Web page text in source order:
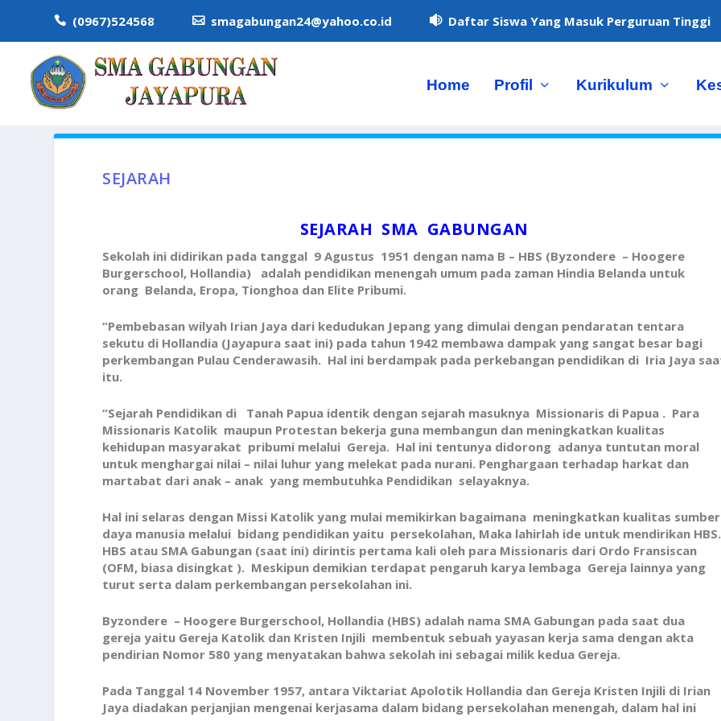
 (0967)524568 smagabungan24@yahoo.co.id  Daftar Siswa Yang Masuk Perguruan Tinggi
Home Profil Kurikulum
SEJARAH
SEJARAH SMA GABUNGAN
Sekolah ini didirikan pada tanggal 9 Agustus 1951 dengan nama B – HBS (Byzondere – Hoogere
Burgerschool, Hollandia) adalah pendidikan menengah umum pada zaman Hindia Belanda untuk
orang Belanda, Eropa, Tionghoa dan Elite Pribumi.
“Pembebasan wilyah Irian Jaya dari kedudukan Jepang yang dimulai dengan pendaratan tentara
sekutu di Hollandia (Jayapura saat ini) pada tahun 1942 membawa dampak yang sangat besar bagi
perkembangan Pulau Cenderawasih. Hal ini berdampak pada perkebangan pendidikan di Iria Jaya
itu.
“Sejarah Pendidikan di Tanah Papua identik dengan sejarah masuknya Missionaris di Papua . Para
Missionaris Katolik maupun Protestan bekerja guna membangun dan meningkatkan kualitas
kehidupan masyarakat pribumi melalui Gereja. Hal ini tentunya didorong adanya tuntutan moral
untuk menghargai nilai – nilai luhur yang melekat pada nurani. Penghargaan terhadap harkat dan
martabat dari anak – anak yang membutuhka Pendidikan selayaknya.
Hal ini selaras dengan Missi Katolik yang mulai memikirkan bagaimana meningkatkan kualitas sumber
daya manusia melalui bidang pendidikan yaitu persekolahan, Maka lahirlah ide untuk mendirikan HBS.
HBS atau SMA Gabungan (saat ini) dirintis pertama kali oleh para Missionaris dari Ordo Fransiscan
(OFM, biasa disingkat ). Meskipun demikian terdapat pengaruh karya lembaga Gereja lainnya yang
turut serta dalam perkembangan persekolahan ini.
Byzondere – Hoogere Burgerschool, Hollandia (HBS) adalah nama SMA Gabungan pada saat dua
gereja yaitu Gereja Katolik dan Kristen Injili membentuk sebuah yayasan kerja sama dengan akta
pendirian Nomor 580 yang menyatakan bahwa sekolah ini sebagai milik kedua Gereja.
Pada Tanggal 14 November 1957, antara Viktariat Apolotik Hollandia dan Gereja Kristen Injili di Irian
Jaya diadakan perjanjian mengenai kerjasama dalam bidang persekolahan menengah, dalam hal ini